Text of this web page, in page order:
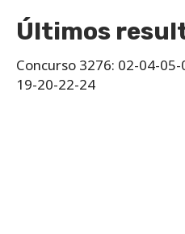
Últimos
Concurso 3276: 02-04-
19-20-22-24